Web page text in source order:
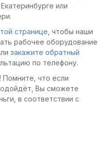
или
странице , чтобы наши
рабочее оборудование
закажите обратный
по телефону.
что если
Вы сможете
в соответствии с